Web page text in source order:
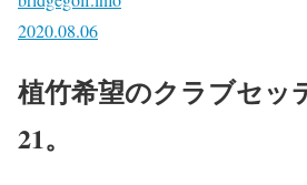
2020.08.06
植竹希望のクラブセッ
21。